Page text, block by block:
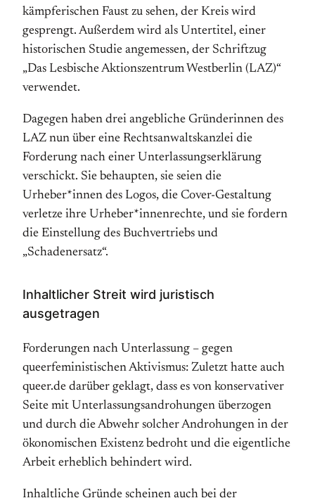
kämpferischen Faust zu sehen, der Kreis wird
gesprengt. Außerdem wird als Untertitel, einer
historischen Studie angemessen, der Schriftzug
„Das Lesbische Aktionszentrum Westberlin (LAZ)“
verwendet.
Dagegen haben drei angebliche Gründerinnen des
LAZ nun über eine Rechtsanwaltskanzlei die
Forderung nach einer Unterlassungserklärung
verschickt. Sie behaupten, sie seien die
Urheber*innen des Logos, die Cover-Gestaltung
verletze ihre Urheber*innenrechte, und sie fordern
die Einstellung des Buchvertriebs und
„Schadenersatz“.
Inhaltlicher Streit wird juristisch
ausgetragen
Forderungen nach Unterlassung – gegen
queerfeministischen Aktivismus: Zuletzt hatte auch
queer.de darüber geklagt, dass es von konservativer
Seite mit Unterlassungsandrohungen überzogen
und durch die Abwehr solcher Androhungen in der
ökonomischen Existenz bedroht und die eigentliche
Arbeit erheblich behindert wird.
Inhaltliche Gründe scheinen auch bei der